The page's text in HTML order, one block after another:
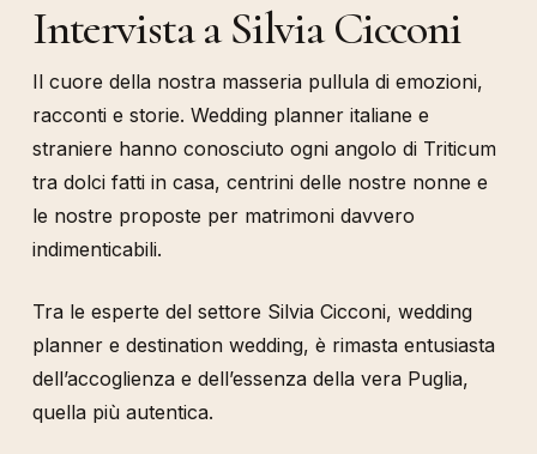
Intervista a Silvia Cicconi
Il cuore della nostra masseria pullula di emozioni,
racconti e storie. Wedding planner italiane e
straniere hanno conosciuto ogni angolo di Triticum
tra dolci fatti in casa, centrini delle nostre nonne e
le nostre proposte per matrimoni davvero
indimenticabili.
Tra le esperte del settore Silvia Cicconi, wedding
planner e destination wedding, è rimasta entusiasta
dell’accoglienza e dell’essenza della vera Puglia,
quella più autentica.